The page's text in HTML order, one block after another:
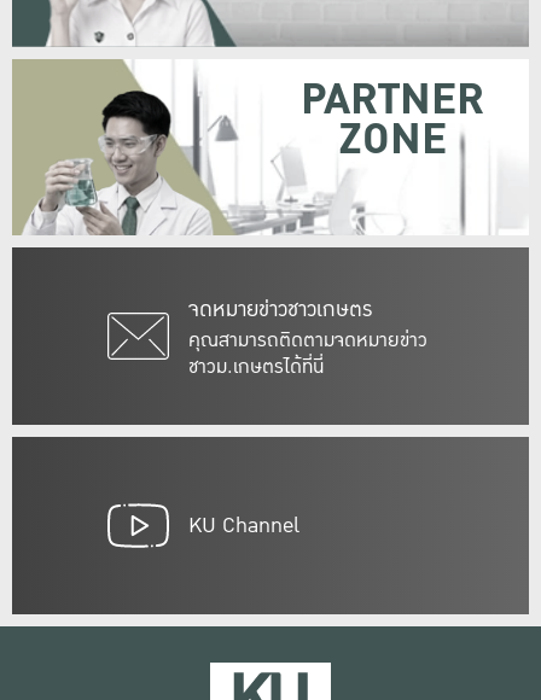
จดหมายข่าวชาวเกษตร
คุณสามารถติดตามจดหมายข่าว
ชาวม.เกษตรได้ที่นี่
PARTNER
ZONE
KU Channel